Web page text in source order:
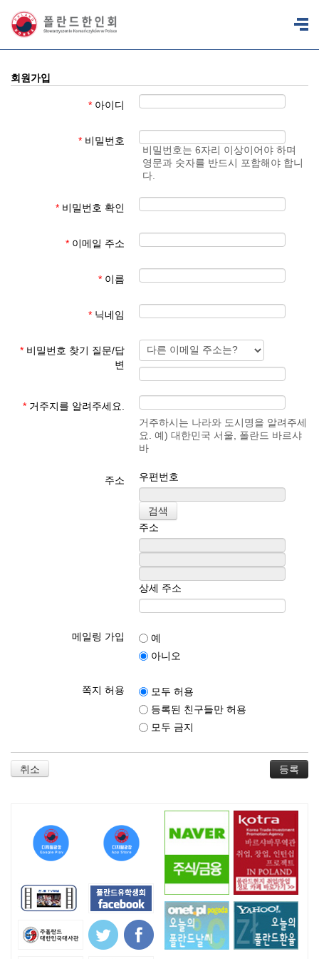
회원가입
* 아이디
* 비밀번호
비밀번호는 6자리 이상이어야 하며
영문과 숫자를 반드시 포함해야 합니
다.
* 비밀번호 확인
* 이메일 주소
* 이름
* 닉네임
* 비밀번호 찾기 질문/답
변
* 거주지를 알려주세요.
거주하시는 나라와 도시명을 알려주세
요. 예) 대한민국 서울, 폴란드 바르샤
바
주소 우편번호
주소
상세 주소
메일링 가입
예
아니오
쪽지 허용
모두 허용
등록된 친구들만 허용
모두 금지
취소